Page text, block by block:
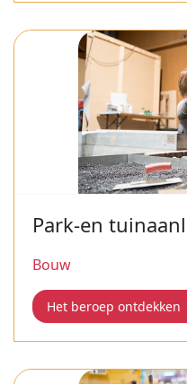
Park-en
Bouw
Het beroep ontdekken